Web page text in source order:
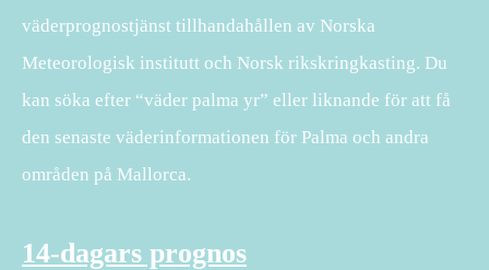
väderprognostjänst tillhandahållen av Norska
Meteorologisk institutt och Norsk rikskringkasting. Du
kan söka efter “väder palma yr” eller liknande för att få
den senaste väderinformationen för Palma och andra
områden på Mallorca.
14-dagars prognos